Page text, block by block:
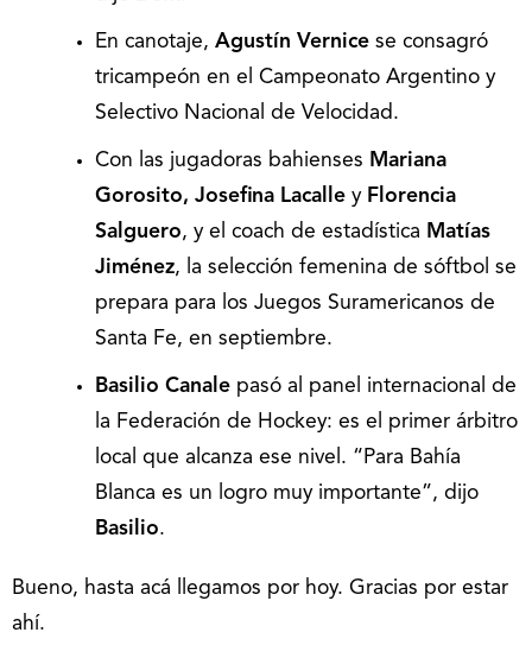
En canotaje, Agustín Vernice se consagró
tricampeón en el Campeonato Argentino y
Selectivo Nacional de Velocidad.
Con las jugadoras bahienses Mariana
Gorosito, Josefina Lacalle y Florencia
Salguero, y el coach de estadística Matías
Jiménez, la selección femenina de sóftbol se
prepara para los Juegos Suramericanos de
Santa Fe, en septiembre.
Basilio Canale pasó al panel internacional de
la Federación de Hockey: es el primer árbitro
local que alcanza ese nivel. “Para Bahía
Blanca es un logro muy importante”, dijo
Basilio.
Bueno, hasta acá llegamos por hoy. Gracias por estar
ahí.